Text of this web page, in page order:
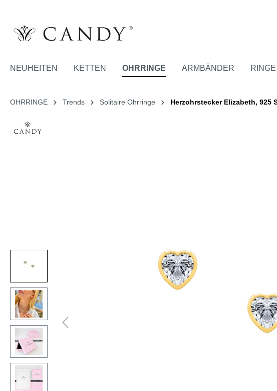
NEUHEITEN KETTEN OHRRINGE ARMBÄNDER RINGE
OHRRINGE Trends Solitaire Ohrringe Herzohrstecker Elizabeth, 925